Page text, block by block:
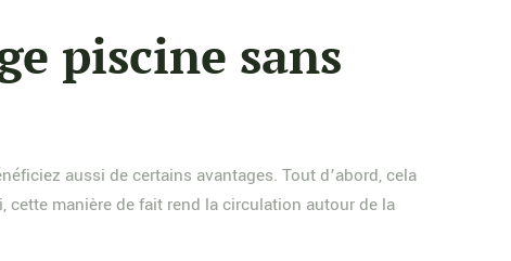
piscine sans
aussi de certains avantages. Tout d’abord, cela
cette manière de fait rend la circulation autour de la